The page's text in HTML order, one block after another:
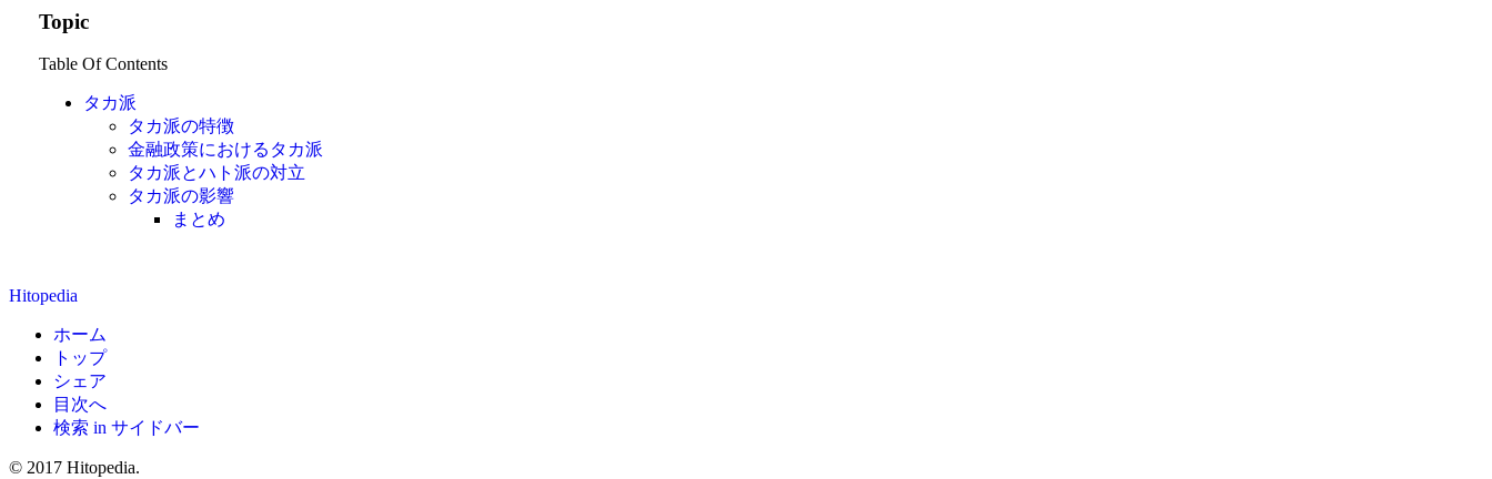
Topic
Table Of Contents
タカ派
タカ派の特徴
金融政策におけるタカ派
タカ派とハト派の対立
タカ派の影響
まとめ
Hitopedia
ホーム
トップ
シェア
目次へ
検索 in サイドバー
© 2017 Hitopedia.